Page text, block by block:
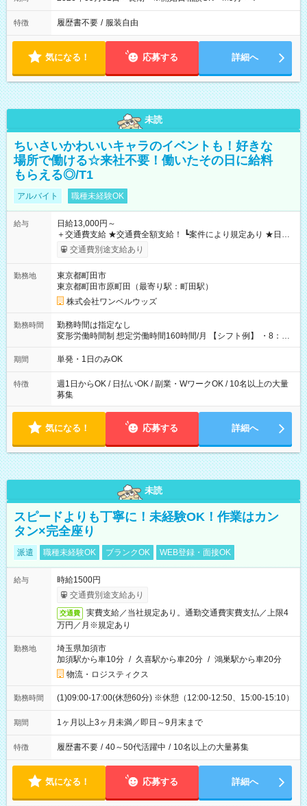
特徴 履歴書不要 / 服装自由
気になる！ 応募する 詳細へ
未読
ちいさいかわいいキャラのイベントも！好きな
場所で働ける☆来社不要！働いたその日に給料
もらえる◎/T1
アルバイト 職種未経験OK
給与
日給13,000円～
＋交通費支給 ★交通費全額支給！ ┗案件により規定あり ★日払
いOK！（規定あり） ┗働いたその日に現金GET♪ お仕事後はコ
ンビニATMから 日払い分を引き落とせます！ 【試用期間】試
交通費別途支給あり
勤務地
東京都町田市
東京都町田市原町田（最寄り駅：町田駅）
株式会社ワンベルウッズ
勤務時間
勤務時間は指定なし
変形労働時間制 想定労働時間160時間/月 【シフト例】 ・8：00
～21：00
期間 単発・1日のみOK
特徴
週1日からOK / 日払いOK / 副業・WワークOK / 10名以上の大量
募集
気になる！ 応募する 詳細へ
未読
スピードよりも丁寧に！未経験OK！作業はカン
タン×完全座り
派遣 職種未経験OK ブランクOK WEB登録・面接OK
給与
時給1500円
交通費別途支給あり
交通費
実費支給／当社規定あり。通勤交通費実費支払／上限4
万円／月※規定あり
勤務地
埼玉県加須市
加須駅から車10分 / 久喜駅から車20分 / 鴻巣駅から車20分
物流・ロジスティクス
勤務時間 (1)09:00-17:00(休憩60分) ※休憩（12:00-12:50、15:00-15:10）
期間 1ヶ月以上3ヶ月未満／即日～9月末まで
特徴 履歴書不要 / 40～50代活躍中 / 10名以上の大量募集
気になる！ 応募する 詳細へ